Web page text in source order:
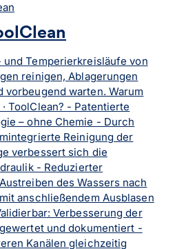
Temperierkreisläufe von
reinigen, Ablagerungen
vorbeugend warten. Warum
ToolClean? - Patentierte
– ohne Chemie - Durch
Reinigung der
verbessert sich die
- Reduzierter
des Wassers nach
anschließendem Ausblasen
Verbesserung der
und dokumentiert -
Kanälen gleichzeitig